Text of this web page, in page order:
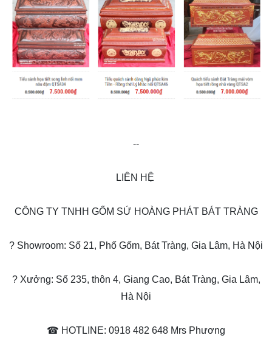
--
LIÊN HỆ
CÔNG TY TNHH GỐM SỨ HOÀNG PHÁT BÁT TRÀNG
? Showroom: Số 21, Phố Gốm, Bát Tràng, Gia Lâm, Hà Nội
? Xưởng: Số 235, thôn 4, Giang Cao, Bát Tràng, Gia Lâm,
Hà Nội
☎ HOTLINE: 0918 482 648 Mrs Phương